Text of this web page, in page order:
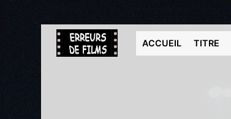
ACCUEIL TITRE